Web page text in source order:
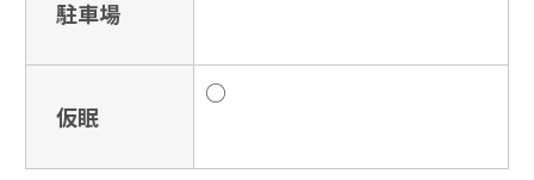
駐車場
仮眠
○